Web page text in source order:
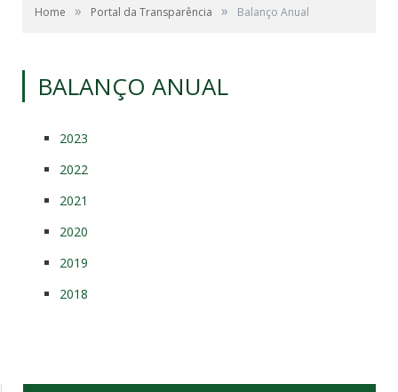
Home » Portal da Transparência » Balanço Anual
BALANÇO ANUAL
2023
2022
2021
2020
2019
2018